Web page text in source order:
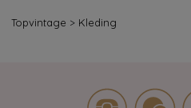
Topvintage > Kleding